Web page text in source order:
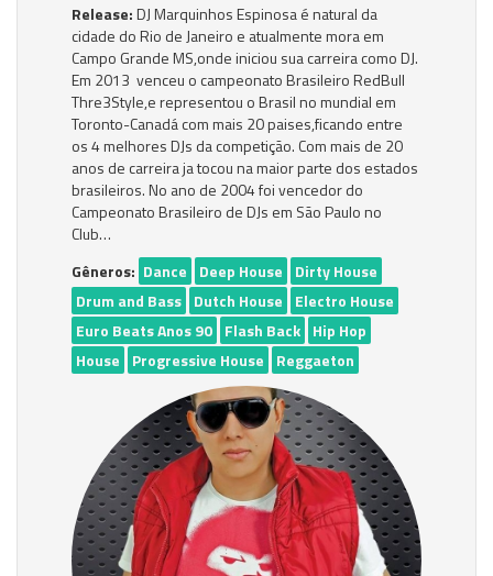
Release:DJ Marquinhos Espinosa é natural da
cidade do Rio de Janeiro e atualmente mora em
Campo Grande MS,onde iniciou sua carreira como DJ.
Em 2013 venceu o campeonato Brasileiro RedBull
Thre3Style,e representou o Brasil no mundial em
Toronto-Canadá com mais 20 paises,ficando entre
os 4 melhores DJs da competição. Com mais de 20
anos de carreira ja tocou na maior parte dos estados
brasileiros. No ano de 2004 foi vencedor do
Campeonato Brasileiro de DJs em São Paulo no
Club…
Gêneros: Dance Deep House
Dirty House
Drum and Bass Dutch House
Electro House
Euro Beats Anos 90 Flash Back Hip Hop
House
Progressive House Reggaeton